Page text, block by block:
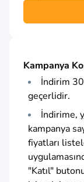
Kampanya
İndirim
geçerlidir.
İndirime,
kampanya
fiyatları
"Katıl"